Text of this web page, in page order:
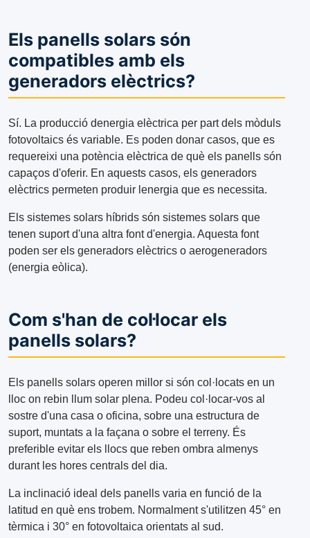
Els panells solars són
compatibles amb els
generadors elèctrics?
Sí. La producció denergia elèctrica per part dels mòduls
fotovoltaics és variable. Es poden donar casos, que es
requereixi una potència elèctrica de què els panells són
capaços d'oferir. En aquests casos, els generadors
elèctrics permeten produir lenergia que es necessita.
Els sistemes solars híbrids són sistemes solars que
tenen suport d'una altra font d'energia. Aquesta font
poden ser els generadors elèctrics o aerogeneradors
(energia eòlica).
Com s'han de col·locar els
panells solars?
Els panells solars operen millor si són col·locats en un
lloc on rebin llum solar plena. Podeu col·locar-vos al
sostre d'una casa o oficina, sobre una estructura de
suport, muntats a la façana o sobre el terreny. És
preferible evitar els llocs que reben ombra almenys
durant les hores centrals del dia.
La inclinació ideal dels panells varia en funció de la
latitud en què ens trobem. Normalment s'utilitzen 45° en
tèrmica i 30° en fotovoltaica orientats al sud.